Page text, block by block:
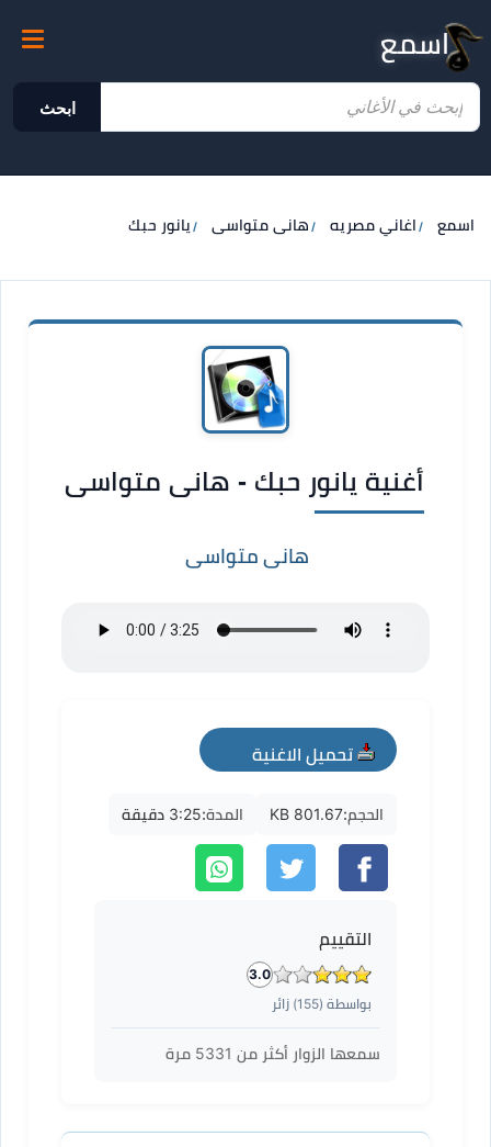
اسمع
ابحث
اسمع اغاني مصريه هانى متواسى يانور حبك
أغنية يانور حبك - هانى متواسى
هانى متواسى
تحميل الاغنية
mp3
الحجم:801.67 KB المدة:3:25 دقيقة
التقييم
3.0
بواسطة (155) زائر
سمعها الزوار أكثر من 5331 مرة